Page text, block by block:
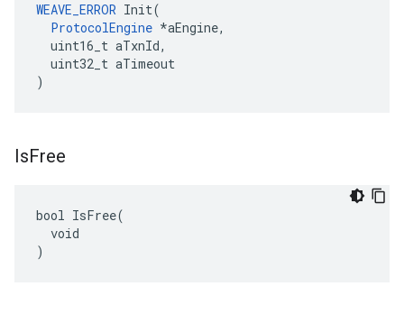
WEAVE_ERROR Init(
ProtocolEngine *aEngine,
  uint16_t aTxnId,
  uint32_t aTimeout
)
IsFree
bool IsFree(
  void
)